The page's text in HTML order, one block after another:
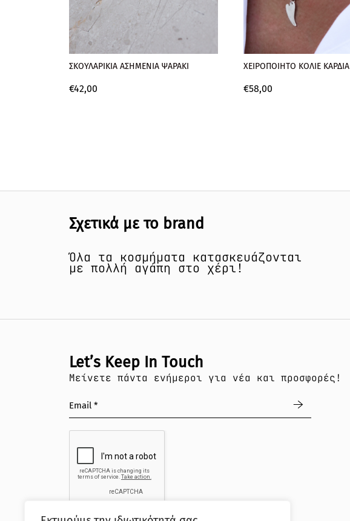
ΣΚΟΥΛΑΡΙΚΙΑ ΑΣΗΜΕΝΙΑ ΨΑΡΑΚΙ
€42,00
ΧΕΙΡΟΠΟΙΗΤΟ ΚΟΛΙΕ ΚΑΡΔΙΑ
€58,00
Σχετικά με το brand
Όλα τα κοσμήματα κατασκευάζονται
με πολλή αγάπη στο χέρι!
ΕΥΚΟΛΕΣ ΕΠΙΣΤΡΟΦΕΣ ΓΡΗΓΟΡΗ ΕΞΥΠΗΡΕΤΗΣΗ
Let’s Keep In Touch
Mείνετε πάντα ενήμεροι για νέα και προσφορές!